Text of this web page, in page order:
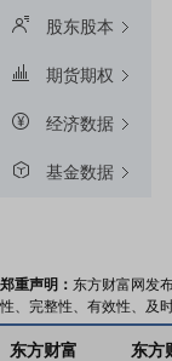
股东股本
期货期权
经济数据
基金数据
郑重声明： 东方财富网发
性、完整性、有效性、及
东方财富 东方